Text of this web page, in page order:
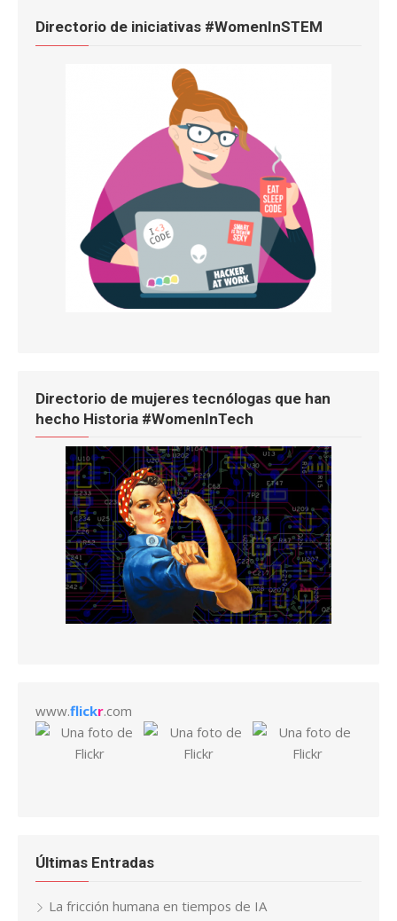
Directorio de iniciativas #WomenInSTEM
Directorio de mujeres tecnólogas que han
hecho Historia #WomenInTech
www.flickr.com
Últimas Entradas
La fricción humana en tiempos de IA